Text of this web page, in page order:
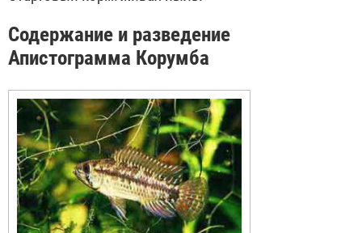
Содержание и разведение
Апистограмма Корумба